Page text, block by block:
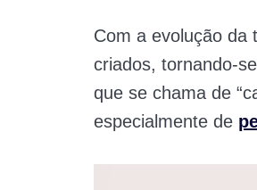
Com a evolução da
criados, tornando-
que se chama de
especialmente de